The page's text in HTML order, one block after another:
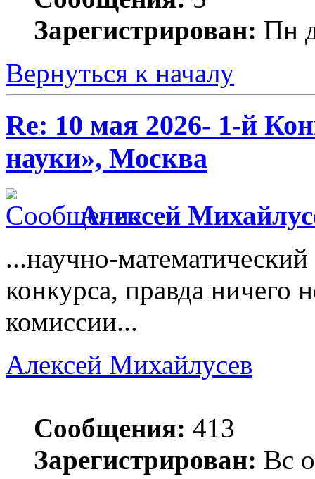
Зарегистрирован: Пн
Вернуться к началу
Re: 10 мая 2026- 1-й
науки», Москва
Алексей
...научно-
конкурса, правда ничего
комиссии...
Алексей Михайлусев
Сообщения: 413
Зарегистрирован: Вс